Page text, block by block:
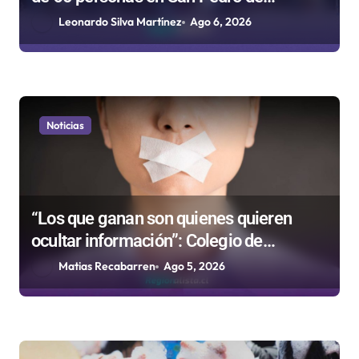
s
Atacama
Leonardo Silva Martínez Ago 6, 2026
Noticias
“Los que ganan son quienes quieren
ocultar información”: Colegio de
Periodistas cuestiona la “Ley Mordaza
2.0”
Matias Recabarren Ago 5, 2026